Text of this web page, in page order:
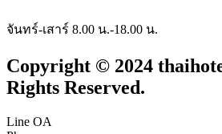
จันทร์-เสาร์ 8.00 น.-18.00 น.
Copyright © 2024
Rights Reserved.
Line OA